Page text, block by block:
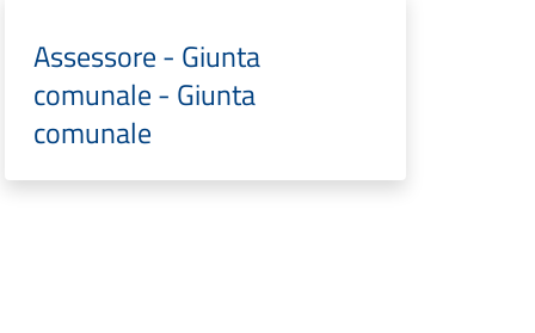
Assessore - Giunta
comunale - Giunta
comunale